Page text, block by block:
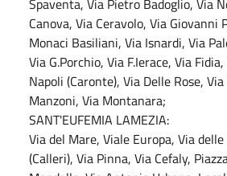
Canova, Via Ceravolo, Via Giovanni
Monaci Basiliani, Via Isnardi, Via
Via G.Porchio, Via F.Ierace, Via
Napoli (Caronte), Via Delle Rose,
Manzoni, Via Montanara;
SANT'EUFEMIA LAMEZIA:
Via del Mare, Viale Europa, Via
(Calleri), Via Pinna, Via Cefaly,